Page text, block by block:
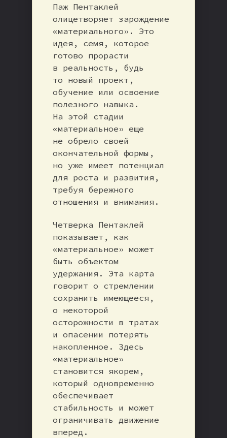
Паж Пентаклей
олицетворяет зарождение
«материального». Это
идея, семя, которое
готово прорасти
в реальность, будь
то новый проект,
обучение или освоение
полезного навыка.
На этой стадии
«материальное» еще
не обрело своей
окончательной формы,
но уже имеет потенциал
для роста и развития,
требуя бережного
отношения и внимания.
Четверка Пентаклей
показывает, как
«материальное» может
быть объектом
удержания. Эта карта
говорит о стремлении
сохранить имеющееся,
о некоторой
осторожности в тратах
и опасении потерять
накопленное. Здесь
«материальное»
становится якорем,
который одновременно
обеспечивает
стабильность и может
ограничивать движение
вперед.